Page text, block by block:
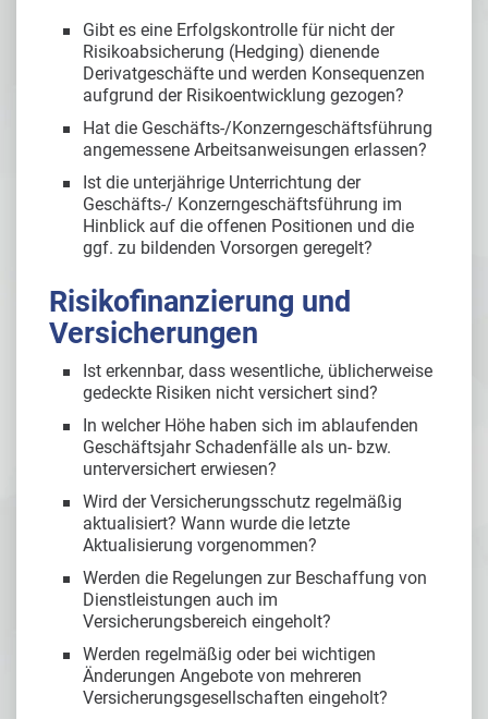
Gibt es eine Erfolgskontrolle für nicht der
Risikoabsicherung (Hedging) dienende
Derivatgeschäfte und werden Konsequenzen
aufgrund der Risikoentwicklung gezogen?
Hat die Geschäfts-/Konzerngeschäftsführung
angemessene Arbeitsanweisungen erlassen?
Ist die unterjährige Unterrichtung der
Geschäfts-/ Konzerngeschäftsführung im
Hinblick auf die offenen Positionen und die
ggf. zu bildenden Vorsorgen geregelt?
Risikofinanzierung und
Versicherungen
Ist erkennbar, dass wesentliche, üblicherweise
gedeckte Risiken nicht versichert sind?
In welcher Höhe haben sich im ablaufenden
Geschäftsjahr Schadenfälle als un- bzw.
unterversichert erwiesen?
Wird der Versicherungsschutz regelmäßig
aktualisiert? Wann wurde die letzte
Aktualisierung vorgenommen?
Werden die Regelungen zur Beschaffung von
Dienstleistungen auch im
Versicherungsbereich eingeholt?
Werden regelmäßig oder bei wichtigen
Änderungen Angebote von mehreren
Versicherungsgesellschaften eingeholt?